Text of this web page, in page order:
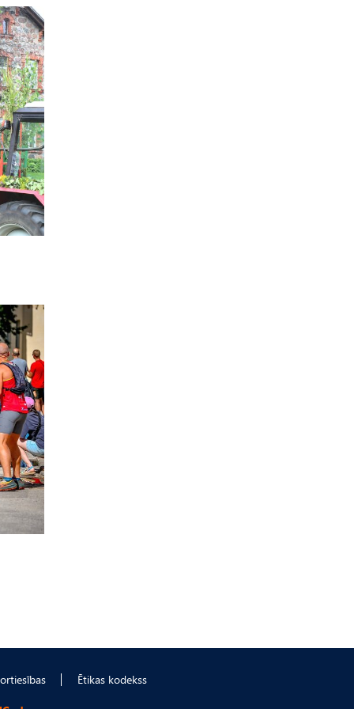
Ētikas kodekss